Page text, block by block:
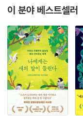
망해 오던 야생의 삶을 마
스로 체험하게 되었다. 물
인간 또한 떠나온 자연과
생명체이기에 열탕과 냉탕
절히 버무리려 하고 먼 미
어린 시절부터 자연과 함께
들에게 최소한의 개입과 간
‘비숲’에서의 경험을 특별
의 단절을 못내 아쉬워하
이 분야 베스트셀러